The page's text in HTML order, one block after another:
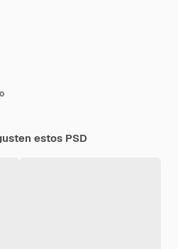
estos PSD